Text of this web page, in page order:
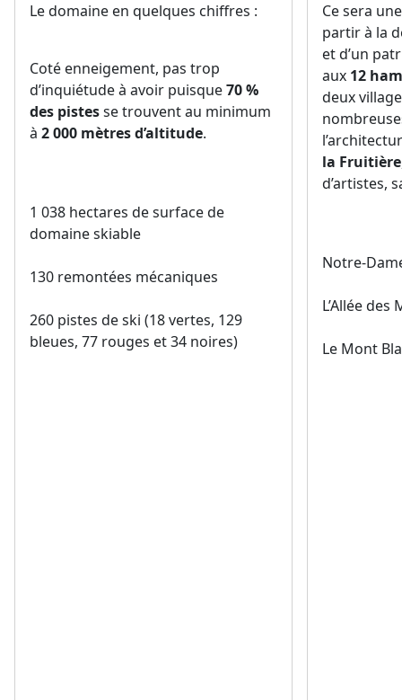
Le domaine en quelques chiffres :
Coté enneigement, pas trop
d’inquiétude à avoir puisque70 %
des pistesse trouvent au minimum
à 2 000 mètres d’altitude.
1 038 hectares de surface de
domaine skiable
130 remontées mécaniques
260 pistes de ski (18 vertes, 129
bleues, 77 rouges et 34 noires)
Ce sera
partir à la
et d’un
aux 12
deux
la Fruitière
d’artistes,
Notre-
L’Allée des
Le Mont